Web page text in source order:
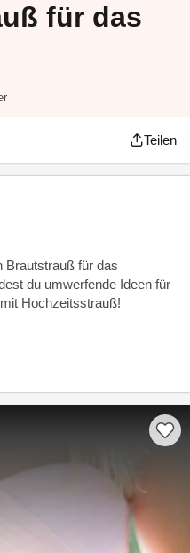
für das
Teilen
Brautstrauß für das
du umwerfende Ideen für
Hochzeitsstrauß!